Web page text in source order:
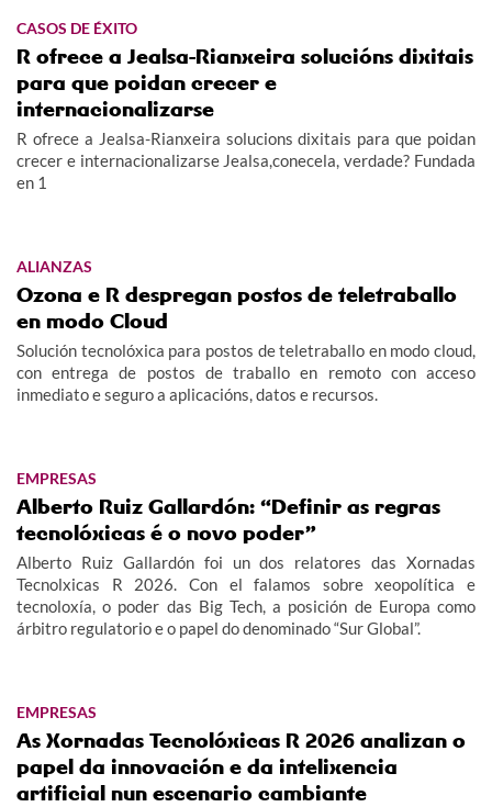
CASOS DE ÉXITO
R ofrece a Jealsa-Rianxeira solucións dixitais
para que poidan crecer e
internacionalizarse
R ofrece a Jealsa-Rianxeira solucions dixitais para que poidan
crecer e internacionalizarse Jealsa,conecela, verdade? Fundada
en 1
ALIANZAS
Ozona e R despregan postos de teletraballo
en modo Cloud
Solución tecnolóxica para postos de teletraballo en modo cloud,
con entrega de postos de traballo en remoto con acceso
inmediato e seguro a aplicacións, datos e recursos.
EMPRESAS
Alberto Ruiz Gallardón: “Definir as regras
tecnolóxicas é o novo poder”
Alberto Ruiz Gallardón foi un dos relatores das Xornadas
Tecnolxicas R 2026. Con el falamos sobre xeopolítica e
tecnoloxía, o poder das Big Tech, a posición de Europa como
árbitro regulatorio e o papel do denominado “Sur Global”.
EMPRESAS
As Xornadas Tecnolóxicas R 2026 analizan o
papel da innovación e da intelixencia
artificial nun escenario cambiante